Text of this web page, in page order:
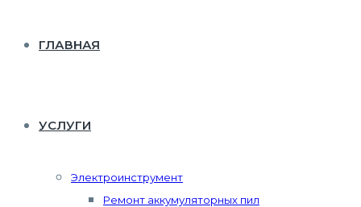
ГЛАВНАЯ
УСЛУГИ
Электроинструмент
Ремонт аккумуляторных пил